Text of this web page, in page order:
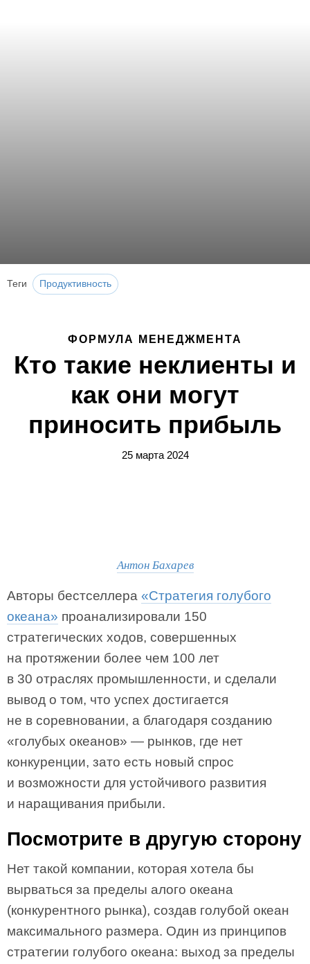
Теги Продуктивность
ФОРМУЛА МЕНЕДЖМЕНТА
Кто такие неклиенты и
как они могут
приносить прибыль
25 марта 2024
Антон Бахарев
Авторы бестселлера «Стратегия голубого
океана» проанализировали 150
стратегических ходов, совершенных
на протяжении более чем 100 лет
в 30 отраслях промышленности, и сделали
вывод о том, что успех достигается
не в соревновании, а благодаря созданию
«голубых океанов» — рынков, где нет
конкуренции, зато есть новый спрос
и возможности для устойчивого развития
и наращивания прибыли.
Посмотрите в другую сторону
Нет такой компании, которая хотела бы
вырваться за пределы алого океана
(конкурентного рынка), создав голубой океан
максимального размера. Один из принципов
стратегии голубого океана: выход за пределы